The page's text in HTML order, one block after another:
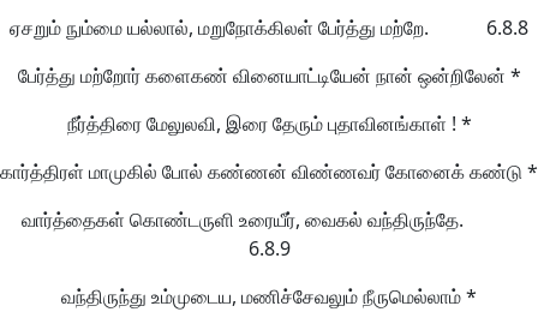
ஏசறும் நும்மை யல்லால், மறுநோக்கிலள் பேர்த்து மற்றே. 6.8.8
பேர்த்து மற்றோர் களைகண் வினையாட்டியேன் நான் ஒன்றிலேன் *
நீர்த்திரை மேலுலவி, இரை தேரும் புதாவினங்காள் ! *
கார்த்திரள் மாமுகில் போல் கண்ணன் விண்ணவர் கோனைக் கண்டு *
வார்த்தைகள் கொண்டருளி உரையீர், வைகல் வந்திருந்தே.
6.8.9
வந்திருந்து உம்முடைய, மணிச்சேவலும் நீருமெல்லாம் *